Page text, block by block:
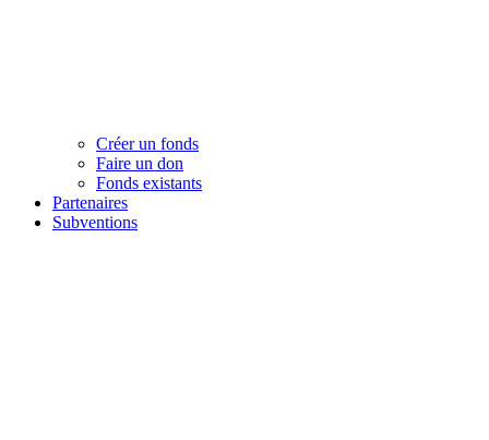
Créer un fonds
Faire un don
Fonds existants
Partenaires
Subventions